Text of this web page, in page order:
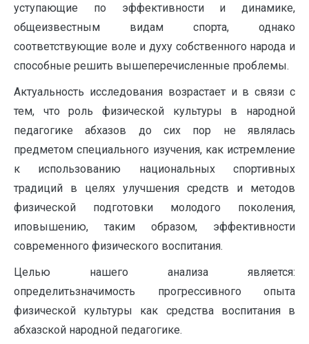
уступающие по эффективности и динамике,
общеизвестным видам спорта, однако
соответствующие воле и духу собственного народа и
способные решить вышеперечисленные проблемы.
Актуальность исследования возрастает и в связи с
тем, что роль физической культуры в народной
педагогике абхазов до сих пор не являлась
предметом специального изучения, как истремление
к использованию национальных спортивных
традиций в целях улучшения средств и методов
физической подготовки молодого поколения,
иповышению, таким образом, эффективности
современного физического воспитания.
Целью нашего анализа является:
определитьзначимость прогрессивного опыта
физической культуры как средства воспитания в
абхазской народной педагогике.